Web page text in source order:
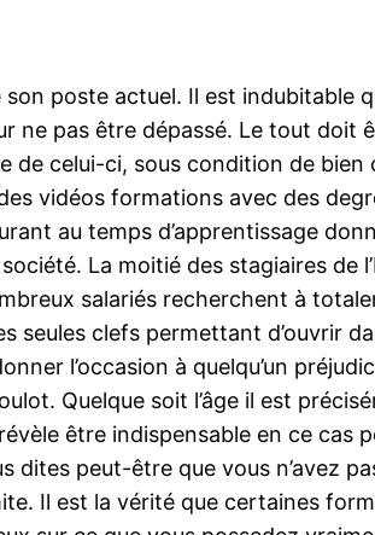
poste actuel. Il est indubitable
ne pas être dépassé. Le tout doit
de celui-ci, sous condition de bien
vidéos formations avec des
au temps d’apprentissage
La moitié des stagiaires de
salariés recherchent à
seules clefs permettant d’ouvrir
l’occasion à quelqu’un
Quelque soit l’âge il est
être indispensable en ce cas
peut-être que vous n’avez
Il est la vérité que certaines